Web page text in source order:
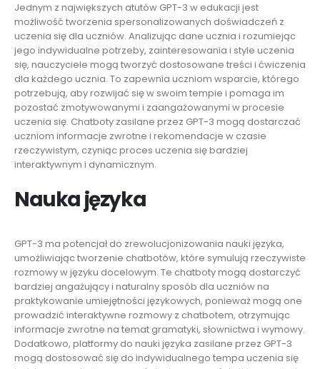
Jednym z największych atutów GPT-3 w edukacji jest
możliwość tworzenia spersonalizowanych doświadczeń z
uczenia się dla uczniów. Analizując dane ucznia i rozumiejąc
jego indywidualne potrzeby, zainteresowania i style uczenia
się, nauczyciele mogą tworzyć dostosowane treści i ćwiczenia
dla każdego ucznia. To zapewnia uczniom wsparcie, którego
potrzebują, aby rozwijać się w swoim tempie i pomaga im
pozostać zmotywowanymi i zaangażowanymi w procesie
uczenia się. Chatboty zasilane przez GPT-3 mogą dostarczać
uczniom informacje zwrotne i rekomendacje w czasie
rzeczywistym, czyniąc proces uczenia się bardziej
interaktywnym i dynamicznym.
Nauka języka
GPT-3 ma potencjał do zrewolucjonizowania nauki języka,
umożliwiając tworzenie chatbotów, które symulują rzeczywiste
rozmowy w języku docelowym. Te chatboty mogą dostarczyć
bardziej angażujący i naturalny sposób dla uczniów na
praktykowanie umiejętności językowych, ponieważ mogą one
prowadzić interaktywne rozmowy z chatbotem, otrzymując
informacje zwrotne na temat gramatyki, słownictwa i wymowy.
Dodatkowo, platformy do nauki języka zasilane przez GPT-3
mogą dostosować się do indywidualnego tempa uczenia się